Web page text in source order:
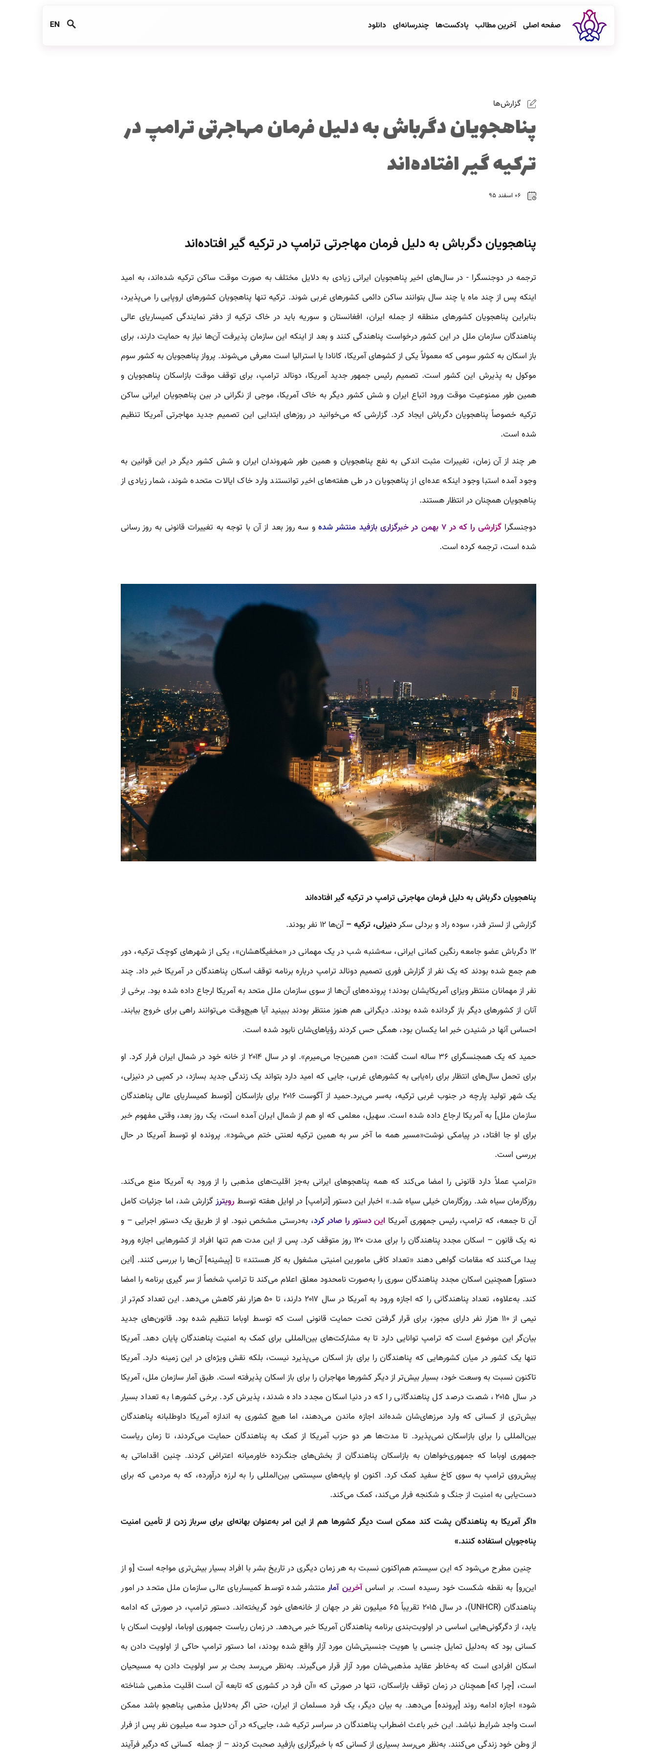
صفحه اصلی آخرین مطالب پادکست‌ها چندرسانه‌ای دانلود EN
گزارش‌ها
پناهجویان دگرباش به دلیل فرمان مهاجرتی ترامپ در
ترکیه گیر افتاده‌اند
پناهجویان دگرباش به دلیل فرمان مهاجرتی ترامپ در ترکیه گیر افتاده‌اند
ترجمه در دوجنسگرا - در سال‌های اخیر پناهجویان ایرانی زیادی به دلایل مختلف به صورت موقت ساکن ترکیه شده‌اند، به امید
اینکه پس از چند ماه یا چند سال بتوانند ساکن دائمی کشورهای غربی شوند. ترکیه تنها پناهجویان کشورهای اروپایی را می‌پذیرد،
بنابراین پناهجویان کشورهای منطقه از جمله ایران، افغانستان و سوریه باید در خاک ترکیه از دفتر نمایندگی کمیساریای عالی
پناهندگان سازمان ملل در این کشور درخواست پناهندگی کنند و بعد از اینکه این سازمان پذیرفت آن‌ها نیاز به حمایت دارند، برای
باز اسکان به کشور سومی که معمولاً یکی از کشوهای آمریکا، کانادا یا استرالیا است معرفی می‌شوند. پرواز پناهجویان به کشور سوم
موکول به پذیرش این کشور است. تصمیم رئیس جمهور جدید آمریکا، دونالد ترامپ، برای توقف موقت بازاسکان پناهجویان و
همین طور ممنوعیت موقت ورود اتباع ایران و شش کشور دیگر به خاک آمریکا، موجی از نگرانی در بین پناهجویان ایرانی ساکن
ترکیه خصوصاً‌ پناهجویان دگرباش ایجاد کرد. گزارشی که می‌خوانید در روز‌های ابتدایی این تصمیم جدید مهاجرتی آمریکا تنظیم
شده است.
هر چند از آن زمان، تغیبرات مثبت اندکی به نفع پناهجویان و همین طور شهروندان ایران و شش کشور دیگر در این قوانین به
وجود آمده استبا وجود اینکه عده‌ای از پناهجویان در طی هفته‌های اخیر توانستند وارد خاک ایالات متحده شوند، شمار زیادی از
پناهجویان همچنان در انتظار هستند.
دوجنسگراگزارشی را که در ۷ بهمن در خبرگزاری بازفید منتشر شده
و سه روز بعد از آن با توجه به تغییرات قانونی به روز رسانی
شده است، ترجمه کرده است.
پناهجویان دگرباش به دلیل فرمان مهاجرتی ترامپ در ترکیه گیر افتاده‌اند
گزارشی از لستر فدر، سوده راد و بردلی سکردنیزلی، ترکیه –آن‌ها ۱۲ نفر بودند.
۱۲ دگرباش عضو جامعه رنگین کمانی ایرانی، سه‌شنبه شب در یک مهمانی در «مخفیگاهشان»، یکی از شهرهای کوچک ترکیه، دور
هم جمع شده بودند که یک نفر از گزارش فوری تصمیم دونالد ترامپ درباره برنامه توقف اسکان پناهندگان در آمریکا خبر داد. چند
نفر از مهمانان منتظر ویزای آمریکایشان بودند؛ پرونده‌های آن‌ها از سوی سازمان ملل متحد به آمریکا ارجاع داده شده بود. برخی از
آنان از کشورهای دیگر باز گردانده شده بودند. دیگرانی هم هنوز منتظر بودند ببینید آیا هیچ‌وقت می‌توانند راهی برای خروج بیابند.
احساس آنها در شنیدن خبر اما یکسان بود، همگی حس کردند رؤیاهای‌شان نابود شده است.
حمید که یک همجنسگرای ۳۶ ساله است گفت: «من همین‌جا می‌میرم». او در سال ۲۰۱۴ از خانه خود در شمال ایران فرار کرد. او
برای تحمل سال‌های انتظار برای راه‌یابی به کشورهای غربی، جایی که امید دارد بتواند یک زندگی جدید بسازد، در کمپی در دنیزلی،
یک شهر تولید پارچه در جنوب غربی ترکیه، به‌سر می‌برد.حمید از آگوست ۲۰۱۶ برای بازاسکان [توسط کمیساریای عالی پناهندگان
سازمان ملل] به آمریکا ارجاع داده شده است. سهیل، معلمی که او هم از شمال ایران آمده است، یک روز بعد، وقتی مفهوم خبر
برای او جا افتاد، در پیامکی نوشت«مسیر همه ما آخر سر به همین ترکیه لعنتی ختم می‌شود». پرونده او توسط آمریکا در حال
بررسی است.
«ترامپ عملاً دارد قانونی را امضا می‌کند که همه پناهجوهای ایرانی به‌جز اقلیت‌های مذهبی را از ورود به آمریکا منع می‌کند.
روزگارمان سیاه شد. روزگارمان خیلی سیاه شد.» اخبار این دستور [ترامپ] در اوایل هفته توسط رویترزگزارش شد، اما جزئیات کامل
آن تا جمعه، که ترامپ، رئیس جمهوری آمریکا این دستور را صادر کرد، به‌درستی مشخص نبود. او از طریق یک دستور اجرایی – و
نه یک قانون – اسکان مجدد پناهندگان را برای مدت ۱۲۰ روز متوقف کرد. پس از این مدت هم تنها افراد از کشورهایی اجازه ورود
پیدا می‌کنند که مقامات گواهی دهند «تعداد کافی مامورین امنیتی مشغول به کار هستند» تا [پیشینه] آن‌ها را بررسی کنند. [این
دستور] همچنین اسکان مجدد پناهندگان سوری را به‌صورت نامحدود معلق اعلام می‌کند تا ترامپ شخصاً از سر گیری برنامه را امضا
کند. به‌علاوه، تعداد پناهندگانی را که اجازه ورود به آمریکا در سال ۲۰۱۷ دارند، تا ۵۰ هزار نفر کاهش می‌دهد. این تعداد کم‌تر از
نیمی از ۱۱۰ هزار نفر دارای مجوز، برای قرار گرفتن تحت حمایت قانونی است که توسط اوباما تنظیم شده بود. قانون‌های جدید
بیان‌گر این موضوع است که ترامپ توانایی دارد تا به مشارکت‌های بین‌المللی برای کمک به امنیت پناهندگان پایان دهد. آمریکا
تنها یک کشور در میان کشورهایی که پناهندگان را برای باز اسکان می‌پذیرد نیست، بلکه نقش ویژه‌ای در این زمینه دارد. آمریکا
تاکنون نسبت به وسعت خود، بسیار بیش‌تر از دیگر کشورها مهاجران را برای باز اسکان پذیرفته است. طبق آمار سازمان ملل، آمریکا
در سال ۲۰۱۵، شصت درصد کل پناهندگانی را که در دنیا اسکان مجدد داده شدند، پذیرش کرد. برخی کشورها به تعداد بسیار
بیش‌تری از کسانی که وارد مرزهای‌شان شده‌اند اجازه ماندن می‌دهند، اما هیچ کشوری به اندازه آمریکا داوطلبانه پناهندگان
بین‌المللی را برای بازاسکان نمی‌پذیرد. تا مدت‌ها هر دو حزب آمریکا از کمک به پناهندگان حمایت می‌کردند، تا زمان ریاست
جمهوری اوباما که جمهوری‌خواهان به بازاسکان پناهندگان از بخش‌های جنگ‌زده خاورمیانه اعتراض کردند. چنین اقداماتی به
پیش‌روی ترامپ به سوی کاخ سفید کمک کرد. اکنون او پایه‌های سیستمی بین‌المللی را به لرزه درآورده، که به مردمی که برای
دست‌یابی به امنیت از جنگ و شکنجه فرار می‌کند، کمک می‌کند.
«اگر آمریکا به پناهندگان پشت کند ممکن است دیگر کشورها هم از این امر به‌عنوان بهانه‌ای برای سرباز زدن از تأمین امنیت
پناه‌جویان استفاده کنند.»
چنین مطرح می‌شود که این سیستم هم‌اکنون نسبت به هر زمان دیگری در تاریخ بشر با افراد بسیار بیش‌تری مواجه است [و از
این‌رو] به نقطه شکست خود رسیده است. بر اساسآخرین آمار منتشر شده توسط کمیساریای عالی سازمان ملل متحد در امور
پناهندگان (UNHCR)، در سال ۲۰۱۵ تقریباً ۶۵ میلیون نفر در جهان از خانه‌‌های خود گریخته‌اند. دستور ترامپ، در صورتی که ادامه
یابد، از دگرگونی‌هایی اساسی در اولویت‌بندی برنامه پناهندگان آمریکا خبر می‌دهد. در زمان ریاست جمهوری اوباما، اولویت اسکان با
کسانی بود که به‌دلیل تمایل جنسی یا هویت جنسیتی‌شان مورد آزار واقع شده بودند، اما دستور ترامپ حاکی از اولویت دادن به
اسکان افرادی است که به‌خاطر عقاید مذهبی‌شان مورد آزار قرار می‌گیرند. به‌نظر می‌رسد بحث بر سر اولویت دادن به مسیحیان
است، [چرا که] همچنان در زمان توقف بازاسکان، تنها در صورتی که «آن فرد در کشوری که تابعه آن است اقلیت مذهبی شناخته
شود» اجازه ادامه روند [پرونده] می‌دهد. به بیان دیگر، یک فرد مسلمان از ایران، حتی اگر به‌دلایل مذهبی پناهجو باشد ممکن
است واجد شرایط نباشد. این خبر باعث اضطراب پناهندگان در سراسر ترکیه شد، جایی‌که در آن حدود سه میلیون نفر پس از فرار
از وطن خود زندگی می‌کنند. به‌نظر می‌رسد بسیاری از کسانی که با خبرگزاری بازفید صحبت کردند – از جمله کسانی که درگیر فرآیند